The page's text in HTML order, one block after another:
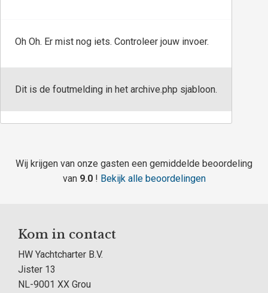
Oh Oh. Er mist nog iets. Controleer jouw invoer.
Dit is de foutmelding in het archive.php sjabloon.
Wij krijgen van onze gasten een gemiddelde beoordeling
van 9.0 ! Bekijk alle beoordelingen
Kom in contact
HW Yachtcharter B.V.
Jister 13
NL-9001 XX Grou